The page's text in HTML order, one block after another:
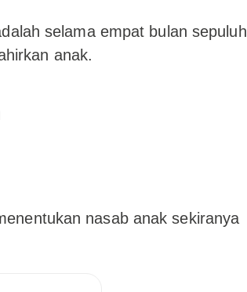
selama empat bulan sepuluh
anak.
nasab anak sekiranya